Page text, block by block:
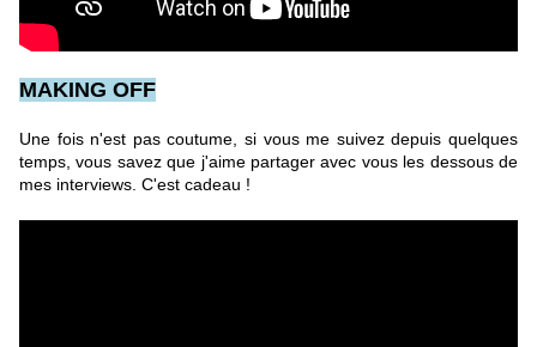
MAKING OFF
Une fois n'est pas coutume, si vous me suivez depuis quelques
temps, vous savez que j'aime partager avec vous les dessous de
mes interviews. C'est cadeau !